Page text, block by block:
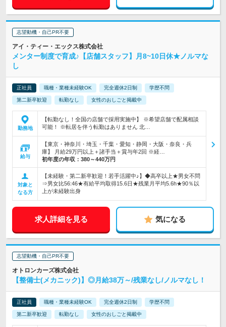
志望動機・自己PR不要
アイ・ティー・エックス株式会社
メンター制度で育成♪【店舗スタッフ】月8~10日休★ノルマな
し
正社員 職種・業種未経験OK 完全週休2日制 学歴不問
第二新卒歓迎 転勤なし 女性のおしごと掲載中
勤務地
【転勤なし！全国の店舗で採用実施中】 ※希望店舗で配属相談
可能！ ※転居を伴う転勤はありません 北…
給与
【東京・神奈川・埼玉・千葉・愛知・静岡・大阪・奈良・兵
庫】 月給29万円以上＋諸手当＋賞与年2回 ※経…
初年度の年収： 380～440万円
対象と
なる方
【未経験・第二新卒歓迎！若手活躍中♪】◆高卒以上★男女不問
⇒男女比56:46★有給平均取得15.6日★残業月平均5.6h★90％以
上が未経験出身
求人詳細を見る 気になる
志望動機・自己PR不要
オトロンカーズ株式会社
【整備士(メカニック)】◎月給38万～/残業なし/ノルマなし！
正社員 職種・業種未経験OK 完全週休2日制 学歴不問
第二新卒歓迎 転勤なし 女性のおしごと掲載中